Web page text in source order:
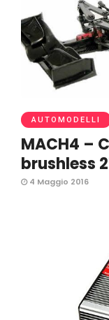
AUTOMODELLI
MACH4 –
brushless
4 Maggio 2016